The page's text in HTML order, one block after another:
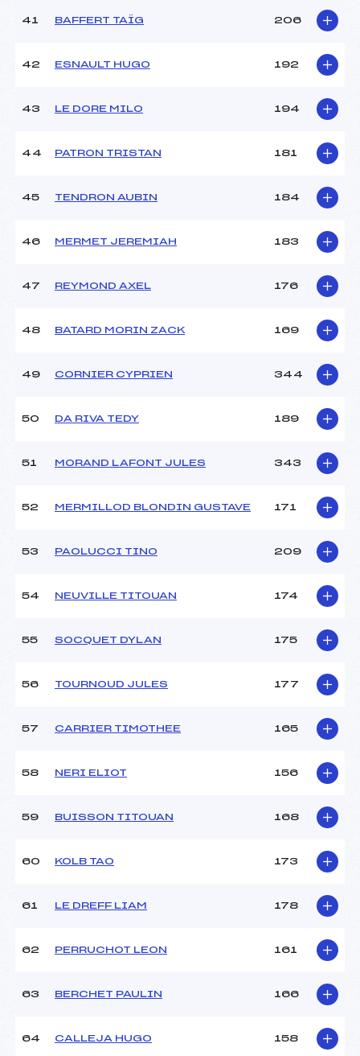
41 BAFFERT TAÏG 206
42 ESNAULT HUGO 192
43 LE DORE MILO 194
44 PATRON TRISTAN 181
45 TENDRON AUBIN 184
46 MERMET JEREMIAH 183
47 REYMOND AXEL 176
48 BATARD MORIN ZACK 169
49 CORNIER CYPRIEN 344
50 DA RIVA TEDY 189
51 MORAND LAFONT JULES 343
52 MERMILLOD BLONDIN GUSTAVE 171
53 PAOLUCCI TINO 209
54 NEUVILLE TITOUAN 174
55 SOCQUET DYLAN 175
56 TOURNOUD JULES 177
57 CARRIER TIMOTHEE 165
58 NERI ELIOT 156
59 BUISSON TITOUAN 168
60 KOLB TAO 173
61 LE DREFF LIAM 178
62 PERRUCHOT LEON 161
63 BERCHET PAULIN 166
64 CALLEJA HUGO 158